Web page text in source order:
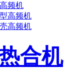
频机
高频机
高频机
合机